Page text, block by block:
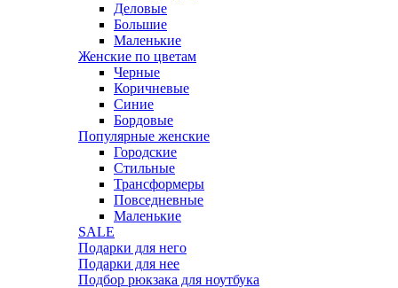
Деловые
Большие
Маленькие
Женские по цветам
Черные
Коричневые
Синие
Бордовые
Популярные женские
Городские
Стильные
Трансформеры
Повседневные
Маленькие
SALE
Подарки для него
Подарки для нее
Подбор рюкзака для ноутбука